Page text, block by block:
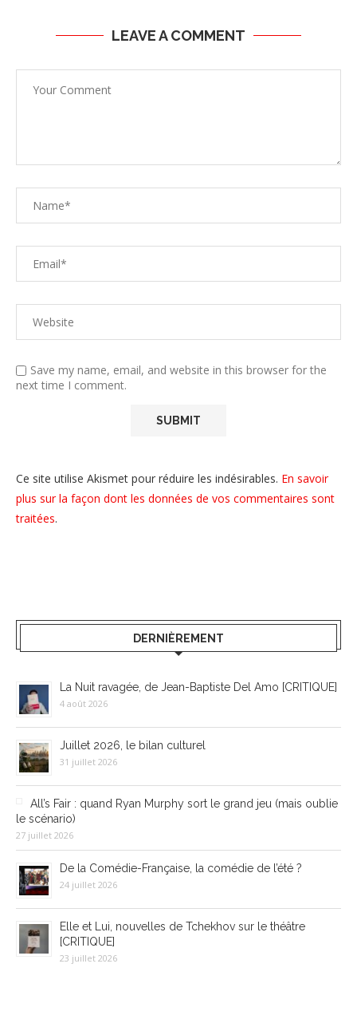
LEAVE A COMMENT
Save my name, email, and website in this browser for the
next time I comment.
Ce site utilise Akismet pour réduire les indésirables. En savoir
plus sur la façon dont les données de vos commentaires sont
traitées.
DERNIÈREMENT
La Nuit ravagée, de Jean-Baptiste Del Amo [CRITIQUE]
4 août 2026
Juillet 2026, le bilan culturel
31 juillet 2026
All’s Fair : quand Ryan Murphy sort le grand jeu (mais oublie
le scénario)
27 juillet 2026
De la Comédie-Française, la comédie de l’été ?
24 juillet 2026
Elle et Lui, nouvelles de Tchekhov sur le théâtre
[CRITIQUE]
23 juillet 2026